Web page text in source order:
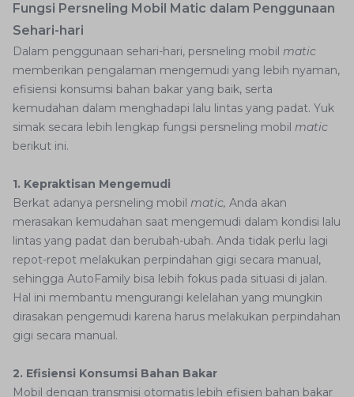
Fungsi Persneling Mobil Matic dalam Penggunaan
Sehari-hari
Dalam penggunaan sehari-hari, persneling mobil matic
memberikan pengalaman mengemudi yang lebih nyaman,
efisiensi konsumsi bahan bakar yang baik, serta
kemudahan dalam menghadapi lalu lintas yang padat. Yuk
simak secara lebih lengkap fungsi persneling mobil matic
berikut ini.
1. Kepraktisan Mengemudi
Berkat adanya persneling mobil matic, Anda akan
merasakan kemudahan saat mengemudi dalam kondisi lalu
lintas yang padat dan berubah-ubah. Anda tidak perlu lagi
repot-repot melakukan perpindahan gigi secara manual,
sehingga AutoFamily bisa lebih fokus pada situasi di jalan.
Hal ini membantu mengurangi kelelahan yang mungkin
dirasakan pengemudi karena harus melakukan perpindahan
gigi secara manual.
2. Efisiensi Konsumsi Bahan Bakar
Mobil dengan transmisi otomatis lebih efisien bahan bakar